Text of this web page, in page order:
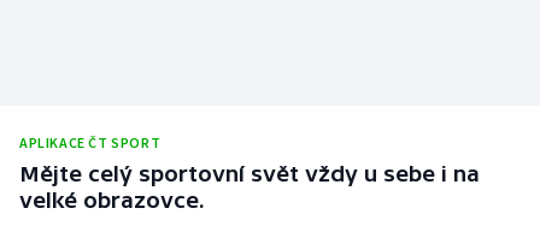
APLIKACE ČT SPORT
Mějte celý sportovní svět vždy u sebe i na
velké obrazovce.